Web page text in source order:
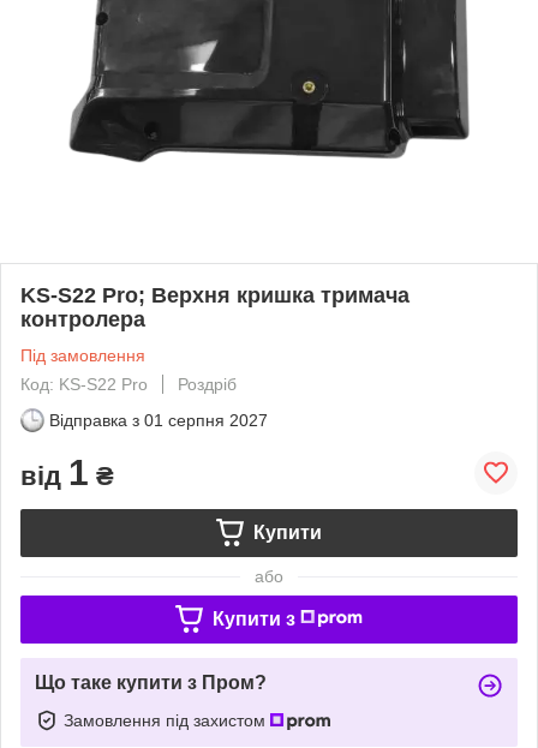
KS-S22 Pro; Верхня кришка тримача
контролера
Під замовлення
Код: KS-S22 Pro
Роздріб
Відправка з 01 серпня 2027
від 1 ₴
Купити
або
Купити з
Що таке купити з Пром?
Замовлення під захистом